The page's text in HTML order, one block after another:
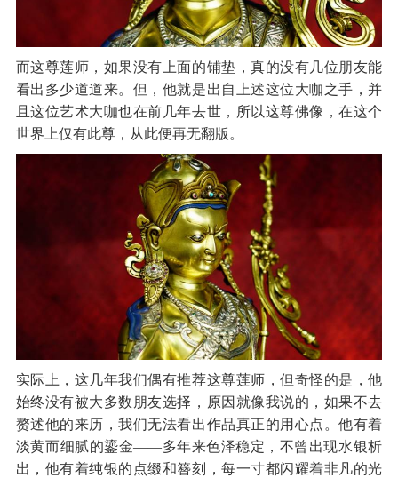
而这尊莲师，如果没有上面的铺垫，真的没有几位朋友能
看出多少道道来。但，他就是出自上述这位大咖之手，并
且这位艺术大咖也在前几年去世，所以这尊佛像，在这个
世界上仅有此尊，从此便再无翻版。
实际上，这几年我们偶有推荐这尊莲师，但奇怪的是，他
始终没有被大多数朋友选择，原因就像我说的，如果不去
赘述他的来历，我们无法看出作品真正的用心点。他有着
淡黄而细腻的鎏金——多年来色泽稳定，不曾出现水银析
出，他有着纯银的点缀和簪刻，每一寸都闪耀着非凡的光